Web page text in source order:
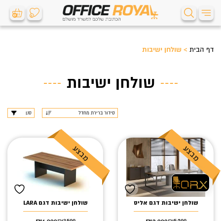
0 0
דף הבית > שולחן ישיבות
שולחן ישיבות
סנן
שולחן ישיבות דגם אליס שולחן ישיבות דגם LARA